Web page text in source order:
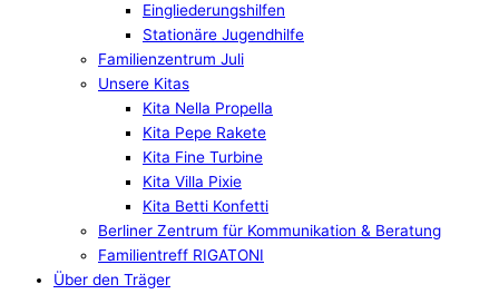
Eingliederungshilfen
Stationäre Jugendhilfe
Familienzentrum Juli
Unsere Kitas
Kita Nella Propella
Kita Pepe Rakete
Kita Fine Turbine
Kita Villa Pixie
Kita Betti Konfetti
Berliner Zentrum für Kommunikation & Beratung
Familientreff RIGATONI
Über den Träger